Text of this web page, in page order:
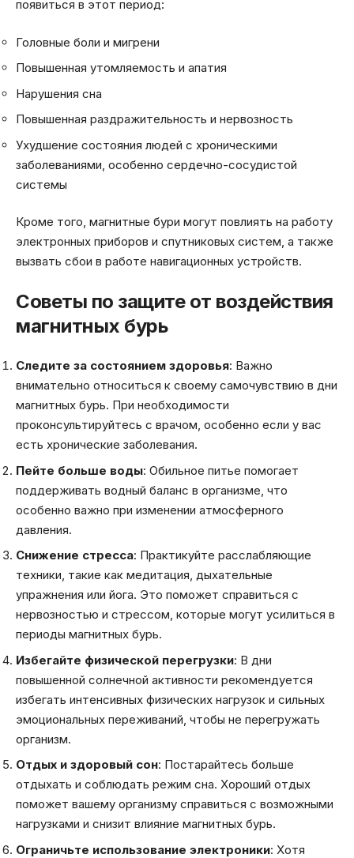
появиться в этот период:
Головные боли и мигрени
Повышенная утомляемость и апатия
Нарушения сна
Повышенная раздражительность и нервозность
Ухудшение состояния людей с хроническими
заболеваниями, особенно сердечно-сосудистой
системы
Кроме того, магнитные бури могут повлиять на работу
электронных приборов и спутниковых систем, а также
вызвать сбои в работе навигационных устройств.
Советы по защите от воздействия
магнитных бурь
Следите за состоянием здоровья: Важно
внимательно относиться к своему самочувствию в дни
магнитных бурь. При необходимости
проконсультируйтесь с врачом, особенно если у вас
есть хронические заболевания.
Пейте больше воды: Обильное питье помогает
поддерживать водный баланс в организме, что
особенно важно при изменении атмосферного
давления.
Снижение стресса: Практикуйте расслабляющие
техники, такие как медитация, дыхательные
упражнения или йога. Это поможет справиться с
нервозностью и стрессом, которые могут усилиться в
периоды магнитных бурь.
Избегайте физической перегрузки: В дни
повышенной солнечной активности рекомендуется
избегать интенсивных физических нагрузок и сильных
эмоциональных переживаний, чтобы не перегружать
организм.
Отдых и здоровый сон: Постарайтесь больше
отдыхать и соблюдать режим сна. Хороший отдых
поможет вашему организму справиться с возможными
нагрузками и снизит влияние магнитных бурь.
Ограничьте использование электроники: Хотя